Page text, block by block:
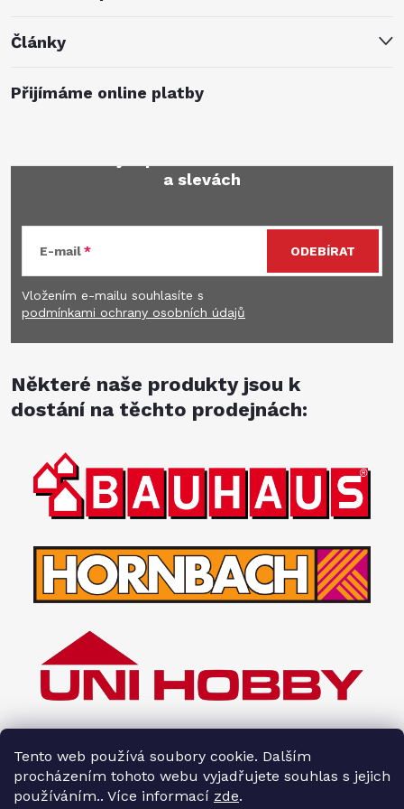
Tento web používá soubory cookie. Dalším
procházením tohoto webu vyjadřujete souhlas s jejich
používáním.. Více informací zde.
Články
Přijímáme online platby
a slevách
E-mail
Vložením e-mailu souhlasíte s
podmínkami ochrany osobních údajů
ODEBÍRAT
Některé naše produkty jsou k
dostání na těchto prodejnách: